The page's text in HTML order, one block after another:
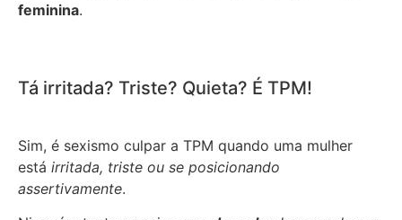
feminina.
Tá irritada? Triste? Quieta? É TPM!
Sim, é sexismo culpar a TPM quando uma mulher
está irritada, triste ou se posicionando
assertivamente.